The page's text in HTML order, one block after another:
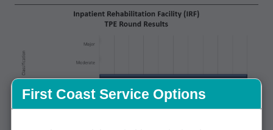
First Coast Service Options